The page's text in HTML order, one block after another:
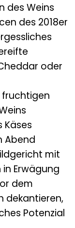
des Weins
des 2018er
oder
fruchtigen
Käses
Abend
mit
Erwägung
dem
dekantieren,
Potenzial